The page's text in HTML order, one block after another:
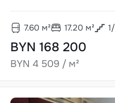
7.60м² 17.20м² 1/
BYN 168 200
BYN 4 509 / м²